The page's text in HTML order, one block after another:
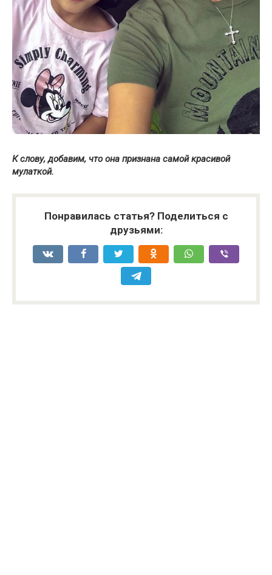
К слову, добавим, что она признана самой красивой
мулаткой.
Понравилась статья? Поделиться с
друзьями: